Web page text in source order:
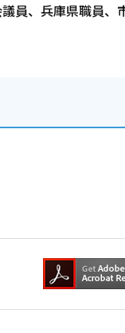
員、兵庫県職員、